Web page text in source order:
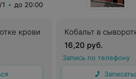
до 20:00
крови
Кобальт в
16,20 руб.
Запись по телефону